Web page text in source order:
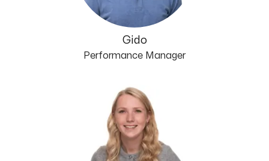
Gido
Performance Manager